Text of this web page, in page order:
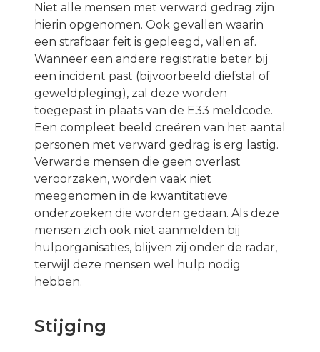
Niet alle mensen met verward gedrag zijn
hierin opgenomen. Ook gevallen waarin
een strafbaar feit is gepleegd, vallen af.
Wanneer een andere registratie beter bij
een incident past (bijvoorbeeld diefstal of
geweldpleging), zal deze worden
toegepast in plaats van de E33 meldcode.
Een compleet beeld creëren van het aantal
personen met verward gedrag is erg lastig.
Verwarde mensen die geen overlast
veroorzaken, worden vaak niet
meegenomen in de kwantitatieve
onderzoeken die worden gedaan. Als deze
mensen zich ook niet aanmelden bij
hulporganisaties, blijven zij onder de radar,
terwijl deze mensen wel hulp nodig
hebben.
Stijging